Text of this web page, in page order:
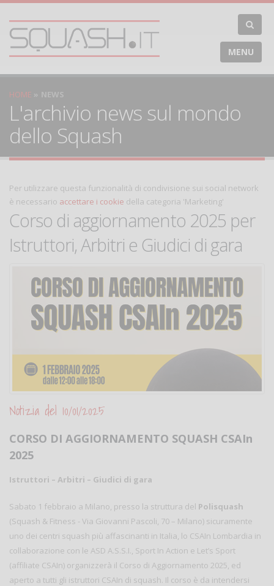
MENU
HOME NEWS
L'archivio news sul mondo
dello Squash
Per utilizzare questa funzionalità di condivisione sui social network
è necessario accettare i cookie della categoria 'Marketing'
Corso di aggiornamento 2025 per
Istruttori, Arbitri e Giudici di gara
Notizia del 10/01/2025
CORSO DI AGGIORNAMENTO SQUASH CSAIn
2025
Istruttori – Arbitri – Giudici di gara
Sabato 1 febbraio a Milano, presso la struttura del Polisquash
(Squash & Fitness - Via Giovanni Pascoli, 70 – Milano) sicuramente
uno dei centri squash più affascinanti in Italia, lo CSAIn Lombardia in
collaborazione con le ASD A.S.S.I., Sport In Action e Let’s Sport
(affiliate CSAIn) organizzerà il Corso di Aggiornamento 2025, ed
aperto a tutti gli istruttori CSAIn di squash. Il corso è da intendersi